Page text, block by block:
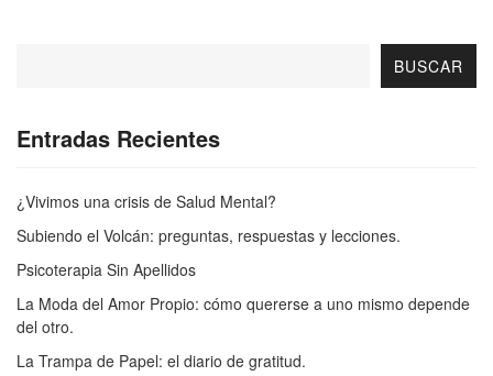
BUSCAR
Entradas Recientes
¿Vivimos una crisis de Salud Mental?
Subiendo el Volcán: preguntas, respuestas y lecciones.
Psicoterapia Sin Apellidos
La Moda del Amor Propio: cómo quererse a uno mismo depende
del otro.
La Trampa de Papel: el diario de gratitud.